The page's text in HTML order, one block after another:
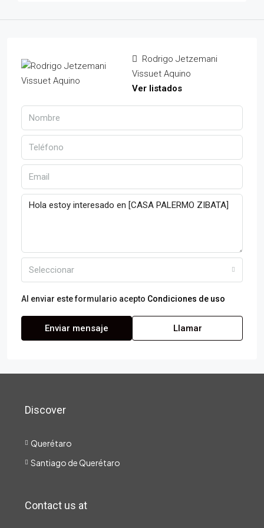
Rodrigo Jetzemani
Vissuet Aquino
Ver listados
Seleccionar
Al enviar este formulario acepto Condiciones de uso
Enviar mensaje Llamar
Discover
Querétaro
Santiago de Querétaro
Contact us at